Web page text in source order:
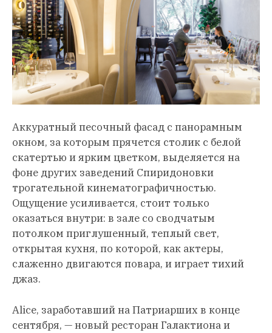
Аккуратный песочный фасад с панорамным
окном, за которым прячется столик с белой
скатертью и ярким цветком, выделяется на
фоне других заведений Спиридоновки
трогательной кинематографичностью.
Ощущение усиливается, стоит только
оказаться внутри: в зале со сводчатым
потолком приглушенный, теплый свет,
открытая кухня, по которой, как актеры,
слаженно двигаются повара, и играет тихий
джаз.
Alice, заработавший на Патриарших в конце
сентября, — новый ресторан Галактиона и